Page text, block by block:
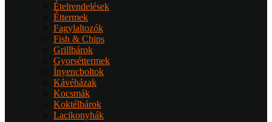
Ételrendelések
Éttermek
Fagylaltozók
Fish & Chips
Grillbárok
Gyorséttermek
Ínyencboltok
Kávéházak
Kocsmák
Koktélbárok
Lacikonyhák